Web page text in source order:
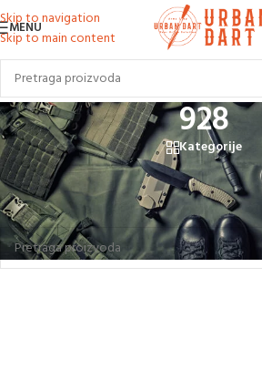
Skip to navigation
Skip to main content
MENU
928
Kategorije
Početna/Proizvod označen „928“
Nijedan proizvod ne odgovara izabranim